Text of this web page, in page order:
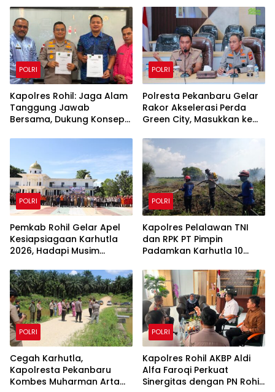
POLRI
Kapolres Rohil: Jaga Alam
Tanggung Jawab
Bersama, Dukung Konsep
POLRI
Polresta Pekanbaru Gelar
Rakor Akselerasi Perda
Green City, Masukkan ke
POLRI
Pemkab Rohil Gelar Apel
Kesiapsiagaan Karhutla
2026, Hadapi Musim
POLRI
Kapolres Pelalawan TNI
dan RPK PT Pimpin
Padamkan Karhutla 10
Water Bombing Diterjunkan
POLRI
Cegah Karhutla,
Kapolresta Pekanbaru
Kombes Muharman Arta
POLRI
Kapolres Rohil AKBP Aldi
Alfa Faroqi Perkuat
Sinergitas dengan PN Rohil